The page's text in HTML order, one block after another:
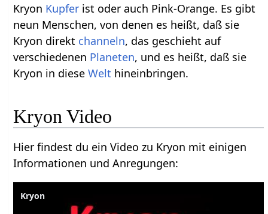
Kryon Kupfer ist oder auch Pink-Orange. Es gibt
neun Menschen, von denen es heißt, daß sie
Kryon direkt channeln, das geschieht auf
verschiedenen Planeten, und es heißt, daß sie
Kryon in dieseWelt hineinbringen.
Kryon Video
Hier findest du ein Video zu Kryon mit einigen
Informationen und Anregungen:
Kryon